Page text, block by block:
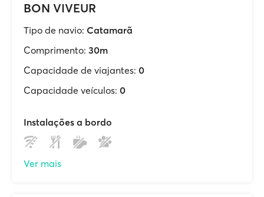
BON VIVEUR
Tipo de navio: Catamarã
Comprimento: 30m
Capacidade de viajantes: 0
Capacidade veículos: 0
Instalações a bordo
Ver mais